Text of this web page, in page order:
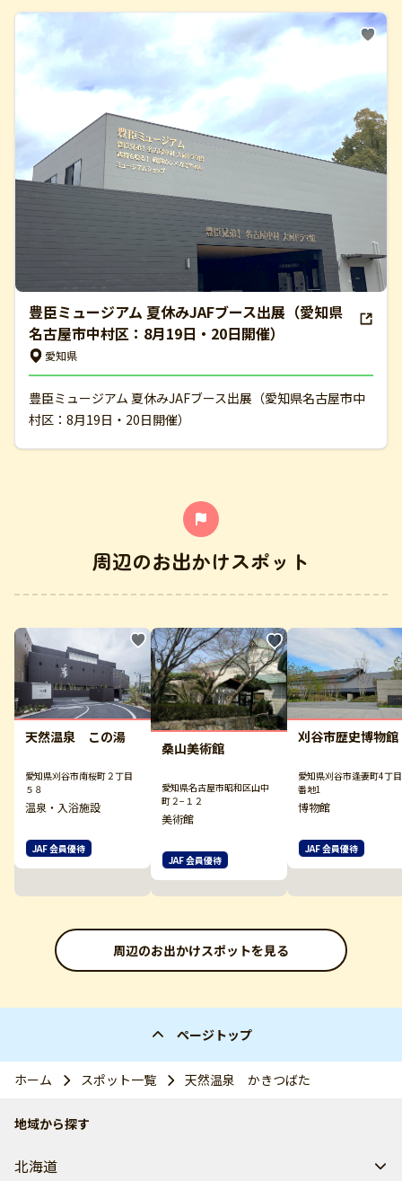
豊臣ミュージアム 夏休みJAFブース出展（愛知県
名古屋市中村区：8月19日・20日開催）
愛知県
豊臣ミュージアム 夏休みJAFブース出展（愛知県名古屋市中
村区：8月19日・20日開催）
周辺のお出かけスポット
天然温泉 この湯
愛知県刈谷市南桜町２丁目
５８
温泉・入浴施設
JAF 会員優待
桑山美術館
愛知県名古屋市昭和区山中
町２−１２
美術館
JAF 会員優待
刈谷市歴史博物館
愛知県刈谷市逢妻町4丁
番地1
博物館
JAF 会員優待
周辺のお出かけスポットを見る
ページトップ
ホーム スポット一覧 天然温泉 かきつばた
地域から探す
北海道